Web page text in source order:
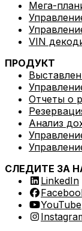
Интеграции
Audatex
Rivile
RoboLabs
Мега-
VIN
ПРОДУКТ
Отчеты о
Анализ
СЛЕДИТЕ ЗА
LinkedIn
YouTube